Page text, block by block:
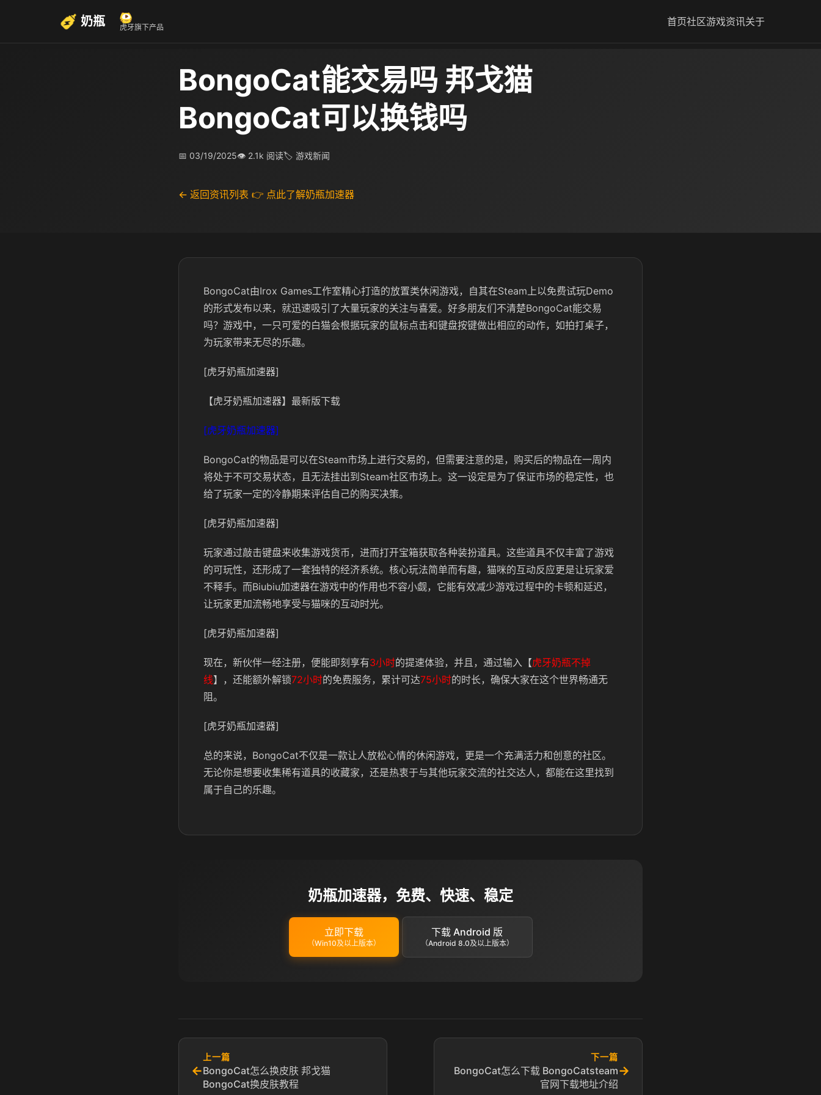
奶瓶 虎牙旗下产品 首页社区游戏资讯关于
BongoCat能交易吗 邦戈猫
BongoCat可以换钱吗
📅 03/19/2025👁 2.1k 阅读🏷 游戏新闻
← 返回资讯列表 👉 点此了解奶瓶加速器
BongoCat由Irox Games工作室精心打造的放置类休闲游戏，自其在Steam上以免费试玩Demo
的形式发布以来，就迅速吸引了大量玩家的关注与喜爱。好多朋友们不清楚BongoCat能交易
吗？游戏中，一只可爱的白猫会根据玩家的鼠标点击和键盘按键做出相应的动作，如拍打桌子，
为玩家带来无尽的乐趣。
[虎牙奶瓶加速器]
【虎牙奶瓶加速器】最新版下载
[虎牙奶瓶加速器]
BongoCat的物品是可以在Steam市场上进行交易的，但需要注意的是，购买后的物品在一周内
将处于不可交易状态，且无法挂出到Steam社区市场上。这一设定是为了保证市场的稳定性，也
给了玩家一定的冷静期来评估自己的购买决策。
[虎牙奶瓶加速器]
玩家通过敲击键盘来收集游戏货币，进而打开宝箱获取各种装扮道具。这些道具不仅丰富了游戏
的可玩性，还形成了一套独特的经济系统。核心玩法简单而有趣，猫咪的互动反应更是让玩家爱
不释手。而Biubiu加速器在游戏中的作用也不容小觑，它能有效减少游戏过程中的卡顿和延迟，
让玩家更加流畅地享受与猫咪的互动时光。
[虎牙奶瓶加速器]
现在，新伙伴一经注册，便能即刻享有3小时的提速体验，并且，通过输入【虎牙奶瓶不掉
线】，还能额外解锁72小时的免费服务，累计可达75小时的时长，确保大家在这个世界畅通无
阻。
[虎牙奶瓶加速器]
总的来说，BongoCat不仅是一款让人放松心情的休闲游戏，更是一个充满活力和创意的社区。
无论你是想要收集稀有道具的收藏家，还是热衷于与其他玩家交流的社交达人，都能在这里找到
属于自己的乐趣。
奶瓶加速器，免费、快速、稳定
立即下载
（Win10及以上版本）
下载 Android 版
（Android 8.0及以上版本）
←
上一篇
BongoCat怎么换皮肤 邦戈猫
BongoCat换皮肤教程
下一篇
BongoCat怎么下载 BongoCatsteam
官网下载地址介绍
→